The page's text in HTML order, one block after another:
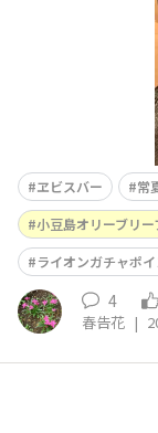
ヱビスバー 常
小豆島オリーブリー
ライオンガチャポ
4
春告花 |